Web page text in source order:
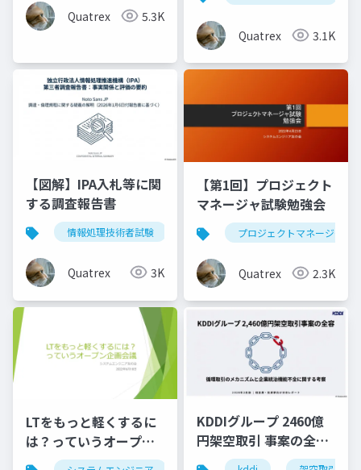
Quatrex 5.3K
Quatrex 3.1K
【図解】IPA入札等に関
する調査報告書
情報処理技術者試験 ipa 調査報告書
Quatrex 3K
【第1回】プロジェクト
マネージャ試験勉強会
プロジェクトマネージャ
Quatrex 2.3K
LTをもっと軽くするに
は？っていうオープン
企画会議
KDDIグループ 2460億
円架空取引 事案の全容
分析